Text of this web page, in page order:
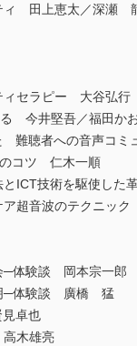
ィ 田上恵太／深瀬
ィセラピー 大谷弘行
今井堅吾／福田か
聴者への音声コミ
コツ 仁木一順
ICT技術を駆使した
ア超音波のテクニッ
─体験談 岡本宗一郎
─体験談 廣橋 猛
卓也
木雄亮